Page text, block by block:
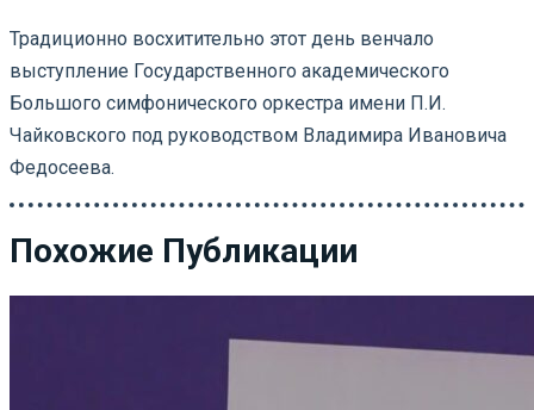
Традиционно восхитительно этот день венчало
выступление Государственного академического
Большого симфонического оркестра имени П.И.
Чайковского под руководством Владимира Ивановича
Федосеева.
Похожие Публикации